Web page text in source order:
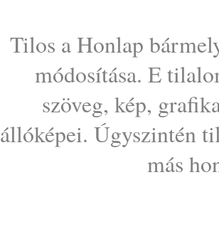
Tilos a Honlap
módosítása. E
szöveg, kép,
állóképei. Úgyszintén
más